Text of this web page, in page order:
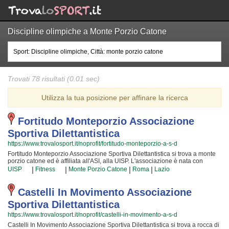
Discipline olimpiche a Monte Porzio Catone
Trovati 78 risultati (0.01 sec)
Utilizza la tua posizione per affinare la ricerca
Fortitudo Monteporzio Associazione
Sportiva Dilettantistica
https://www.trovalosport.it/noprofit/fortitudo-monteporzio-a-s-d
Fortitudo Monteporzio Associazione Sportiva Dilettantistica si trova a monte
porzio catone ed è affiliata all'ASI, alla UISP. L'associazione è nata con
l'intento di aumentare la forma fisica e il benessere delle persone
organizzando corsi sul territorio (anche per bambini e ragazzi). Le loro
attività aiutano a sviluppare le capacità motorie e fisiche ed a aiutano a il
proprio aspetto fisico per arrivare ad una maggior sicurezza individuale
operando anche sulla propria autostima. I loro istruttori sono i più
professionali della zona e si formano costantemente partecipando ai corsi
{text_aff3} per garantire la massima serenità e professionalità ai loro iscritti. Il
risultato e il divertimento che nascono facendo fitness rendono questa attività
davvero speciale, per cui, una volta che sarete partiti, non potrete più
UISP | Fitness | Monte Porzio Catone | Roma | Lazio
Castelli In Movimento Associazione
Sportiva Dilettantistica
https://www.trovalosport.it/noprofit/castelli-in-movimento-a-s-d
Castelli In Movimento Associazione Sportiva Dilettantistica si trova a rocca di